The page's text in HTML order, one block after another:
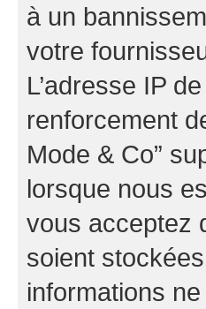
à un
votre
L’adresse IP
renforcement
Mode & Co”
lorsque nous
vous acceptez
soient
informations